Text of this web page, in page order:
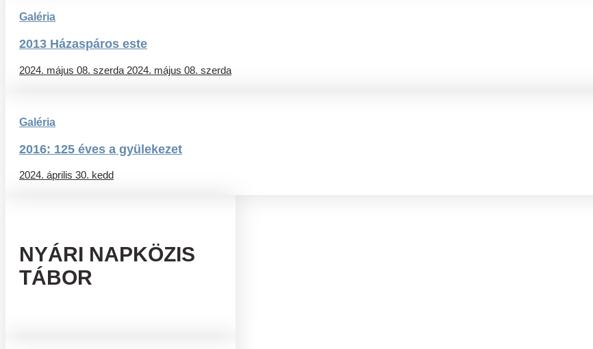
Galéria
2013 Házaspáros este
2024. május 08. szerda 2024. május 08. szerda
Galéria
2016: 125 éves a gyülekezet
2024. április 30. kedd
NYÁRI NAPKÖZIS
TÁBOR